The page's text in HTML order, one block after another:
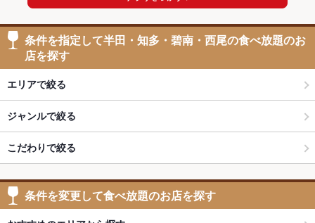
条件を指定して半田・知多・碧南・西尾の食べ放題のお
店を探す
エリアで絞る
ジャンルで絞る
こだわりで絞る
条件を変更して食べ放題のお店を探す